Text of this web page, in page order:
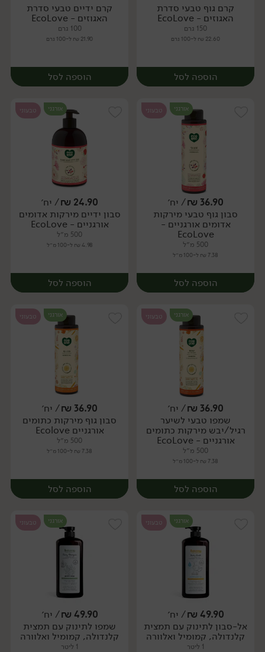
יח׳ יח׳
קרם גוף טבעי סדרת
האגוזים - EcoLove
150 גרם
22.60 ₪ ל-100 גרם
הוספה לסל
יח׳
קרם ידיים טבעי סדרת
האגוזים - EcoLove
100 גרם
21.90 ₪ ל-100 גרם
הוספה לסל
יח׳
אורגני טבעוני
36.90
₪/ יח׳
סבון גוף טבעי מירקות
אדומים אורגניים -
EcoLove
500 מ״ל
7.38 ₪ ל-100 מ״ל
הוספה לסל
יח׳
אורגני טבעוני
24.90
₪/ יח׳
סבון ידיים מירקות אדומים
אורגניים - EcoLove
500 מ״ל
4.98 ₪ ל-100 מ״ל
הוספה לסל
יח׳
אורגני טבעוני
36.90
₪/ יח׳
שמפו טבעי לשיער
רגיל/יבש מירקות כתומים
אורגניים - EcoLove
500 מ״ל
7.38 ₪ ל-100 מ״ל
הוספה לסל
יח׳
אורגני טבעוני
36.90
₪/ יח׳
סבון גוף מירקות כתומים
אורגניים Ecolove
500 מ״ל
7.38 ₪ ל-100 מ״ל
הוספה לסל
יח׳
אורגני טבעוני
49.90
₪/ יח׳
אל-סבון לתינוק עם תמצית
קלנדולה, קמומיל ואלוורה
1 ליטר
אורגני טבעוני
49.90
₪/ יח׳
שמפו לתינוק עם תמצית
קלנדולה, קמומיל ואלוורה
1 ליטר